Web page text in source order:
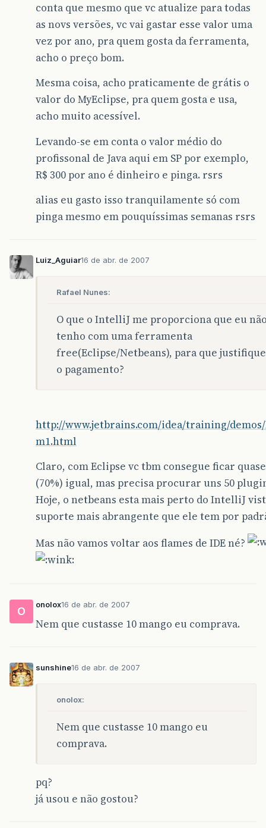
conta que mesmo que vc atualize para todas
as novs versões, vc vai gastar esse valor uma
vez por ano, pra quem gosta da ferramenta,
acho o preço bom.
Mesma coisa, acho praticamente de grátis o
valor do MyEclipse, pra quem gosta e usa,
acho muito acessível.
Levando-se em conta o valor médio do
profissonal de Java aqui em SP por exemplo,
R$ 300 por ano é dinheiro e pinga. rsrs
alias eu gasto isso tranquilamente só com
pinga mesmo em pouquíssimas semanas rsrs
Luiz_Aguiar16 de abr. de 2007
Rafael Nunes:
O que o IntelliJ me proporciona que eu
tenho com uma ferramenta
free(Eclipse/Netbeans), para que justifique
o pagamento?
http://www.jetbrains.com/idea/training/demos/
m1.html
Claro, com Eclipse vc tbm consegue ficar quase
(70%) igual, mas precisa procurar uns 50
Hoje, o netbeans esta mais perto do IntelliJ
suporte mais abrangente que ele tem por
Mas não vamos voltar aos flames de IDE né?
O
onolox16 de abr. de 2007
Nem que custasse 10 mango eu comprava.
sunshine16 de abr. de 2007
onolox:
Nem que custasse 10 mango eu
comprava.
pq?
já usou e não gostou?